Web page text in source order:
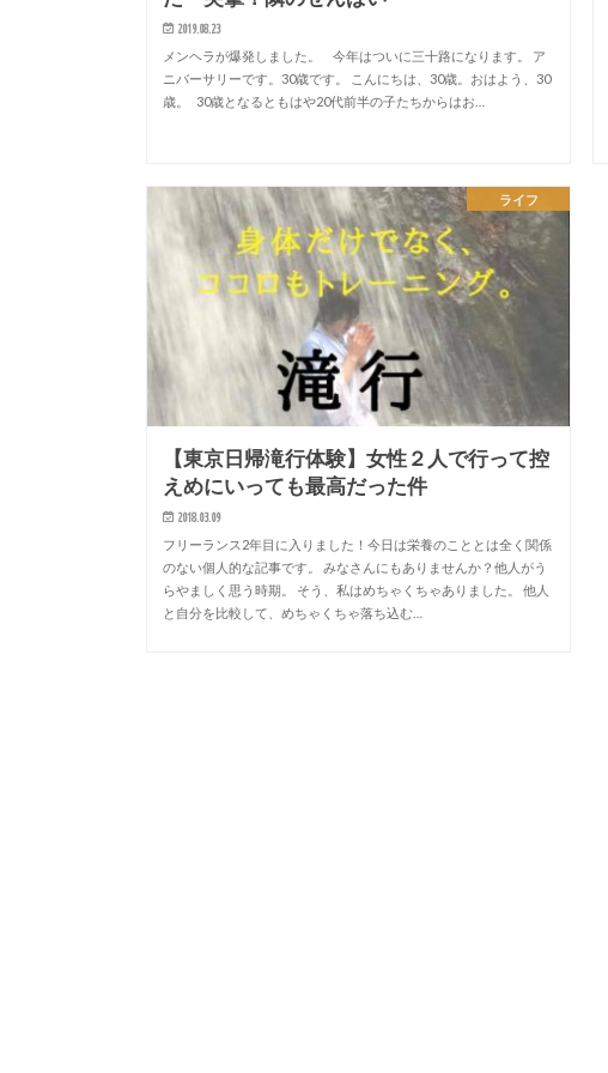
2019.08.23
メンヘラが爆発しました。 今年はついに三十路になります。 ア
ニバーサリーです。30歳です。 こんにちは、30歳。おはよう、30
歳。 30歳となるともはや20代前半の子たちからはお…
ライフ
【東京日帰滝行体験】女性２人で行って控
えめにいっても最高だった件
2018.03.09
フリーランス2年目に入りました！今日は栄養のこととは全く関係
のない個人的な記事です。 みなさんにもありませんか？他人がう
らやましく思う時期。 そう、私はめちゃくちゃありました。 他人
と自分を比較して、めちゃくちゃ落ち込む…